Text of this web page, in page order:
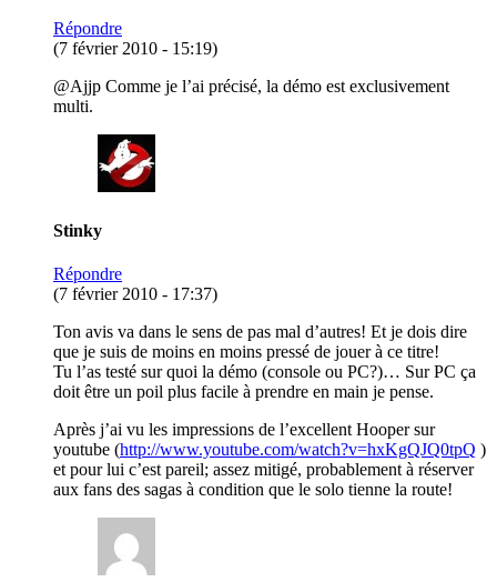
Répondre
(7 février 2010 - 15:19)
@Ajjp Comme je l’ai précisé, la démo est exclusivement
multi.
Stinky
Répondre
(7 février 2010 - 17:37)
Ton avis va dans le sens de pas mal d’autres! Et je dois dire
que je suis de moins en moins pressé de jouer à ce titre!
Tu l’as testé sur quoi la démo (console ou PC?)… Sur PC ça
doit être un poil plus facile à prendre en main je pense.
Après j’ai vu les impressions de l’excellent Hooper sur
youtube (http://www.youtube.com/watch?v=hxKgQJQ0tpQ )
et pour lui c’est pareil; assez mitigé, probablement à réserver
aux fans des sagas à condition que le solo tienne la route!